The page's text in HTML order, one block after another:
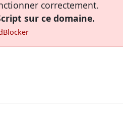
correctement.
sur ce domaine.